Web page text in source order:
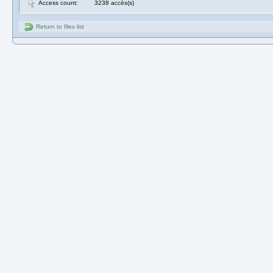
Access count:
3238 accès(s)
Return to files list